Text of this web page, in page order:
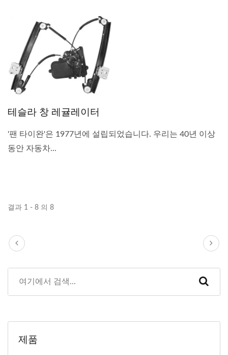
테슬라 창 레귤레이터
'팬 타이완'은 1977년에 설립되었습니다. 우리는 40년 이상
동안 자동차...
결과 1 - 8 의 8
제품